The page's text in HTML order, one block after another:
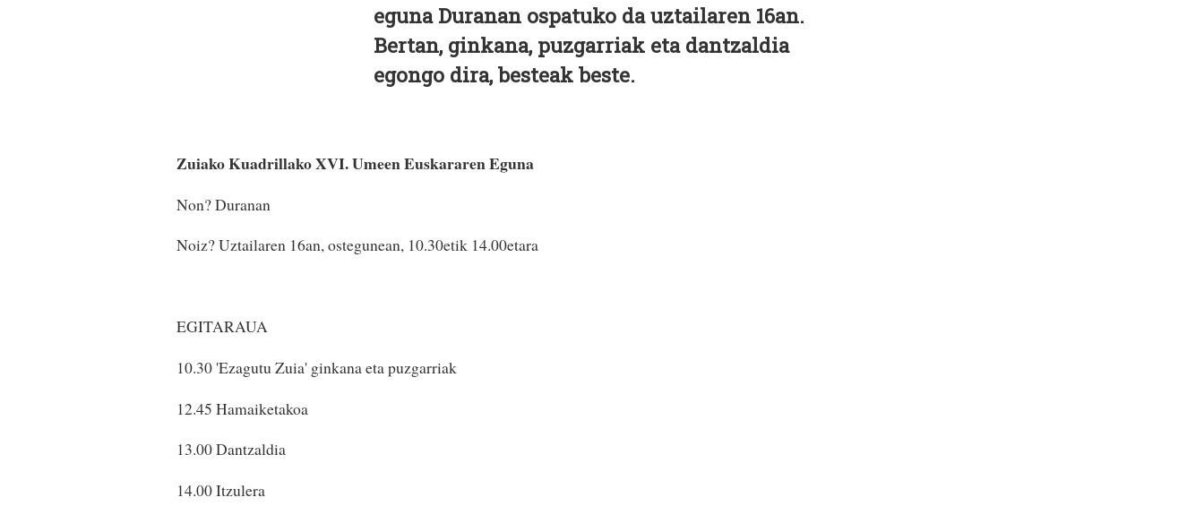
eguna Duranan ospatuko da uztailaren 16an.
Bertan, ginkana, puzgarriak eta dantzaldia
egongo dira, besteak beste.
Zuiako Kuadrillako XVI. Umeen Euskararen Eguna
Non? Duranan
Noiz? Uztailaren 16an, ostegunean, 10.30etik 14.00etara
EGITARAUA
10.30 'Ezagutu Zuia' ginkana eta puzgarriak
12.45 Hamaiketakoa
13.00 Dantzaldia
14.00 Itzulera